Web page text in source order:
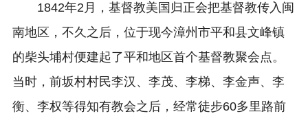
1842年2月，基督教美国归正会把基督教传入闽
南地区，不久之后，位于现今漳州市平和县文峰镇
的柴头埔村便建起了平和地区首个基督教聚会点。
当时，前坂村村民李汉、李茂、李梯、李金声、李
衡、李权等得知有教会之后，经常徒步60多里路前